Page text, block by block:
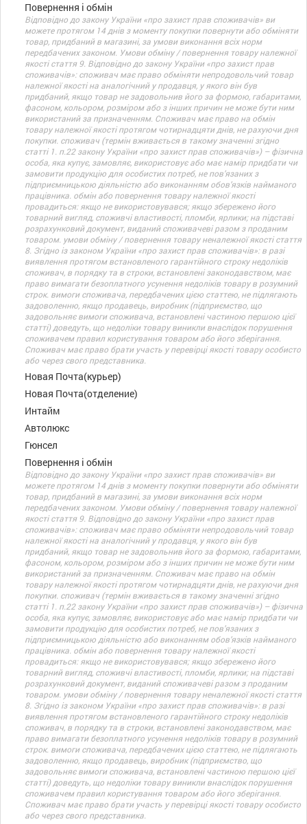
Повернення і обмін
Відповідно до закону України «про захист прав споживачів» ви
можете протягом 14 днів з моменту покупки повернути або обміняти
товар, придбаний в магазині, за умови виконання всіх норм
передбачених законом. Умови обміну / повернення товару належної
якості стаття 9. Відповідно до закону України «про захист прав
споживачів»: споживач має право обміняти непродовольчий товар
належної якості на аналогічний у продавця, у якого він був
придбаний, якщо товар не задовольнив його за формою, габаритами,
фасоном, кольором, розміром або з інших причин не може бути ним
використаний за призначенням. Споживач має право на обмін
товару належної якості протягом чотирнадцяти днів, не рахуючи дня
покупки. споживач (термін вживається в такому значенні згідно
статті 1. п.22 закону України «про захист прав споживачів») – фізична
особа, яка купує, замовляє, використовує або має намір придбати чи
замовити продукцію для особистих потреб, не пов’язаних з
підприємницькою діяльністю або виконанням обов’язків найманого
працівника. обмін або повернення товару належної якості
провадиться: якщо не використовувався; якщо збережено його
товарний вигляд, споживчі властивості, пломби, ярлики; на підставі
розрахунковий документ, виданий споживачеві разом з проданим
товаром. умови обміну / повернення товару неналежної якості стаття
8. Згідно із законом України «про захист прав споживачів»: в разі
виявлення протягом встановленого гарантійного строку недоліків
споживач, в порядку та в строки, встановлені законодавством, має
право вимагати безоплатного усунення недоліків товару в розумний
строк. вимоги споживача, передбачених цією статтею, не підлягають
задоволенню, якщо продавець, виробник (підприємство, що
задовольняє вимоги споживача, встановлені частиною першою цієї
статті) доведуть, що недоліки товару виникли внаслідок порушення
споживачем правил користування товаром або його зберігання.
Споживач має право брати участь у перевірці якості товару особисто
або через свого представника.
Новая Почта(курьер)
Новая Почта(отделение)
Интайм
Автолюкс
Гюнсел
Повернення і обмін
Відповідно до закону України «про захист прав споживачів» ви
можете протягом 14 днів з моменту покупки повернути або обміняти
товар, придбаний в магазині, за умови виконання всіх норм
передбачених законом. Умови обміну / повернення товару належної
якості стаття 9. Відповідно до закону України «про захист прав
споживачів»: споживач має право обміняти непродовольчий товар
належної якості на аналогічний у продавця, у якого він був
придбаний, якщо товар не задовольнив його за формою, габаритами,
фасоном, кольором, розміром або з інших причин не може бути ним
використаний за призначенням. Споживач має право на обмін
товару належної якості протягом чотирнадцяти днів, не рахуючи дня
покупки. споживач (термін вживається в такому значенні згідно
статті 1. п.22 закону України «про захист прав споживачів») – фізична
особа, яка купує, замовляє, використовує або має намір придбати чи
замовити продукцію для особистих потреб, не пов’язаних з
підприємницькою діяльністю або виконанням обов’язків найманого
працівника. обмін або повернення товару належної якості
провадиться: якщо не використовувався; якщо збережено його
товарний вигляд, споживчі властивості, пломби, ярлики; на підставі
розрахунковий документ, виданий споживачеві разом з проданим
товаром. умови обміну / повернення товару неналежної якості стаття
8. Згідно із законом України «про захист прав споживачів»: в разі
виявлення протягом встановленого гарантійного строку недоліків
споживач, в порядку та в строки, встановлені законодавством, має
право вимагати безоплатного усунення недоліків товару в розумний
строк. вимоги споживача, передбачених цією статтею, не підлягають
задоволенню, якщо продавець, виробник (підприємство, що
задовольняє вимоги споживача, встановлені частиною першою цієї
статті) доведуть, що недоліки товару виникли внаслідок порушення
споживачем правил користування товаром або його зберігання.
Споживач має право брати участь у перевірці якості товару особисто
або через свого представника.